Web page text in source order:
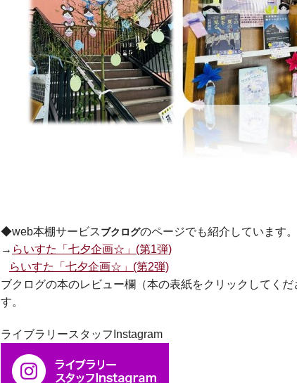
◆web本棚サービスブクログのページでも紹介しています。
→ らいすた「七夕企画☆」(第1弾)
らいすた「七夕企画☆」(第2弾)
ブクログの本のレビュー欄（本の表紙をクリックしてく
す。
ライブラリースタッフInstagram